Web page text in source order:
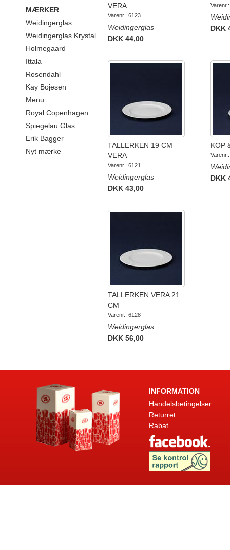
MÆRKER
Weidingerglas
Weidingerglas Krystal
Holmegaard
Ittala
Rosendahl
Kay Bojesen
Menu
Royal Copenhagen
Spiegelau Glas
Erik Bagger
Nyt mærke
VERA
Varenr.: 6123
Weidingerglas
DKK 44,00
DKK
TALLERKEN 19 CM
VERA
Varenr.: 6121
Weidingerglas
DKK 43,00
KOP
DKK
TALLERKEN VERA 21
CM
Varenr.: 6128
Weidingerglas
DKK 56,00
INFORMATION
Handelsbetingelser
Returret
Rabat